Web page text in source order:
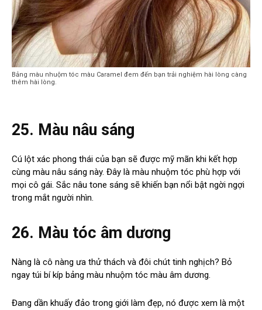
Bảng màu nhuộm tóc màu Caramel đem đến bạn trải nghiệm hài lòng càng
thêm hài lòng.
25. Màu nâu sáng
Cú lột xác phong thái của bạn sẽ được mỹ mãn khi kết hợp
cùng màu nâu sáng này. Đây là màu nhuộm tóc phù hợp với
mọi cô gái. Sắc nâu tone sáng sẽ khiến bạn nổi bật ngời ngợi
trong mắt người nhìn.
26. Màu tóc âm dương
Nàng là cô nàng ưa thử thách và đôi chút tinh nghịch? Bỏ
ngay túi bí kíp bảng màu nhuộm tóc màu âm dương.
Đang dần khuấy đảo trong giới làm đẹp, nó được xem là một